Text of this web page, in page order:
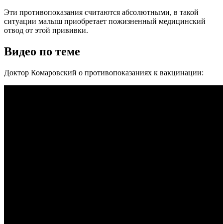
Эти противопоказания считаются абсолютными, в такой
ситуации малыш приобретает пожизненный медицинский
отвод от этой прививки.
Видео по теме
Доктор Комаровский о противопоказаниях к вакцинации: